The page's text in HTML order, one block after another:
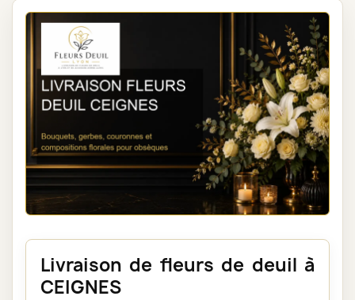
Livraison de fleurs de deuil à
CEIGNES